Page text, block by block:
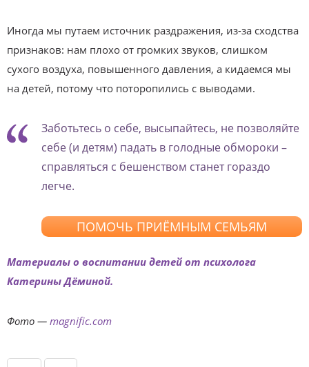
Иногда мы путаем источник раздражения, из-за сходства
признаков: нам плохо от громких звуков, слишком
сухого воздуха, повышенного давления, а кидаемся мы
на детей, потому что поторопились с выводами.
Заботьтесь о себе, высыпайтесь, не позволяйте
себе (и детям) падать в голодные обмороки –
справляться с бешенством станет гораздо
легче.
ПОМОЧЬ ПРИЁМНЫМ СЕМЬЯМ
Материалы о воспитании детей от психолога
Катерины Дёминой.
Фото — magnific.com